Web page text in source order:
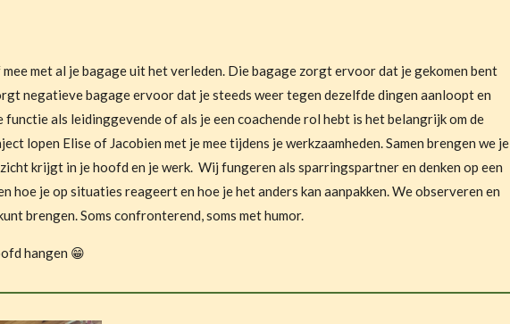
met al je bagage uit het verleden. Die bagage zorgt ervoor dat je gekomen bent
negatieve bagage ervoor dat je steeds weer tegen dezelfde dingen aanloopt en
als leidinggevende of als je een coachende rol hebt is het belangrijk om de
lopen Elise of Jacobien met je mee tijdens je werkzaamheden. Samen brengen we je
krijgt in je hoofd en je werk. Wij fungeren als sparringspartner en denken op een
hoe je op situaties reageert en hoe je het anders kan aanpakken. We observeren en
brengen. Soms confronterend, soms met humor.
hangen 😁